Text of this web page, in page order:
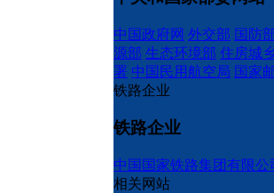
中国政府网 外交部 国防
源部 生态环境部 住房城
署 中国民用航空局 国家
铁路企业
铁路企业
中国国家铁路集团有限公
相关网站